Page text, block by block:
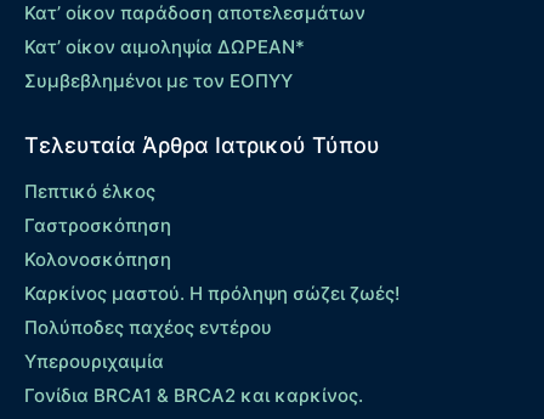
Κατ’ οίκον παράδοση αποτελεσμάτων
Κατ’ οίκον αιμοληψία ΔΩΡΕΑΝ*
Συμβεβλημένοι με τον ΕΟΠΥΥ
Τελευταία Άρθρα Ιατρικού Τύπου
Πεπτικό έλκος
Γαστροσκόπηση
Κολονοσκόπηση
Καρκίνος μαστού. Η πρόληψη σώζει ζωές!
Πολύποδες παχέος εντέρου
Yπερουριχαιμία
Γονίδια BRCA1 & BRCA2 και καρκίνος.